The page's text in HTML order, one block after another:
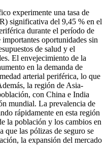
experimente una tasa de
significativa del 9,45 % en el
durante el período de
oportunidades sin
de salud y el
El envejecimiento de la
en la demanda de
arterial periférica, lo que
la región de Asia-
con China e India
mundial. La prevalencia de
rápidamente en esta región
la población y los cambios en
que las pólizas de seguro se
la expansión del mercado